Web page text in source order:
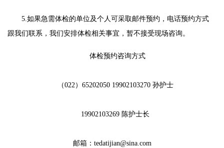
5.如果急需体检的单位及个人可采取邮件预约，电话预约方式
跟我们联系，我们安排体检相关事宜，暂不接受现场咨询。
体检预约咨询方式
（022）65202050 19902103270 孙护士
19902103269 陈护士长
邮箱：tedatijian@sina.com